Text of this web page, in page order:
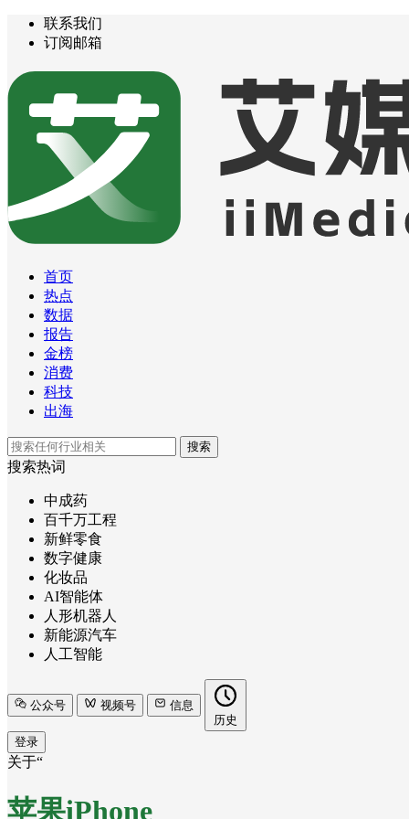
联系我们
订阅邮箱
首页
热点
数据
报告
金榜
消费
科技
出海
搜索
搜索热词
中成药
百千万工程
新鲜零食
数字健康
化妆品
AI智能体
人形机器人
新能源汽车
人工智能
公众号 视频号
信息
历史
登录
关于“
苹果iPhone